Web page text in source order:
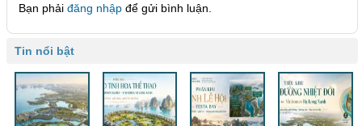
Bạn phải đăng nhập để gửi bình luận.
Tin nổi bật